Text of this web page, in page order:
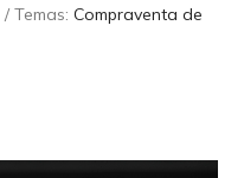
/ Temas:Compraventa de